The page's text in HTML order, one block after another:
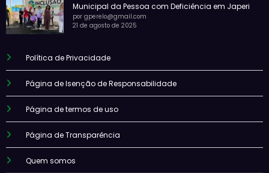
Municipal da Pessoa com Deficiência em Japeri
por gperelo@gmail.com
21 de agosto de 2025
Política de Privacidade
Página de Isenção de Responsabilidade
Página de termos de uso
Página de Transparência
Quem somos